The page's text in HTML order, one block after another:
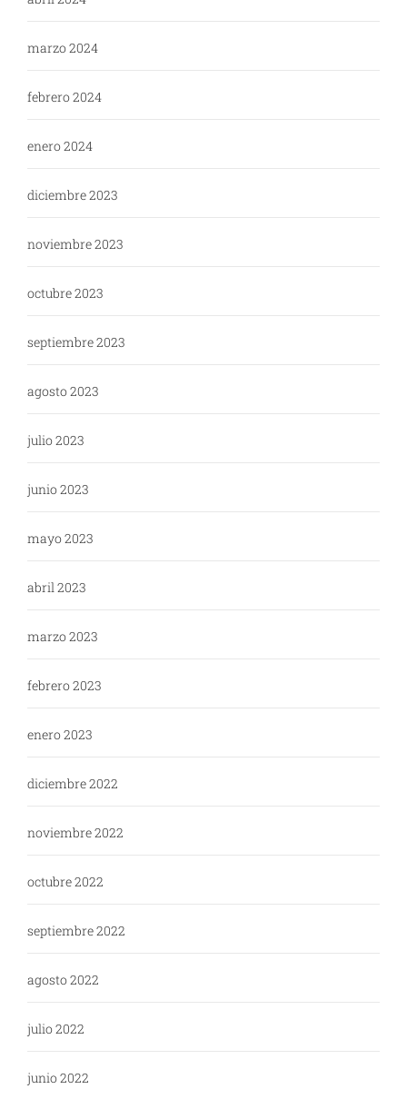
marzo 2024
febrero 2024
enero 2024
diciembre 2023
noviembre 2023
octubre 2023
septiembre 2023
agosto 2023
julio 2023
junio 2023
mayo 2023
abril 2023
marzo 2023
febrero 2023
enero 2023
diciembre 2022
noviembre 2022
octubre 2022
septiembre 2022
agosto 2022
julio 2022
junio 2022